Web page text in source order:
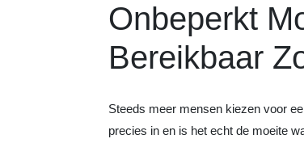
Onbeperkt
Bereikbaar
Steeds meer mensen kiezen voor
precies in en is het echt de moeite